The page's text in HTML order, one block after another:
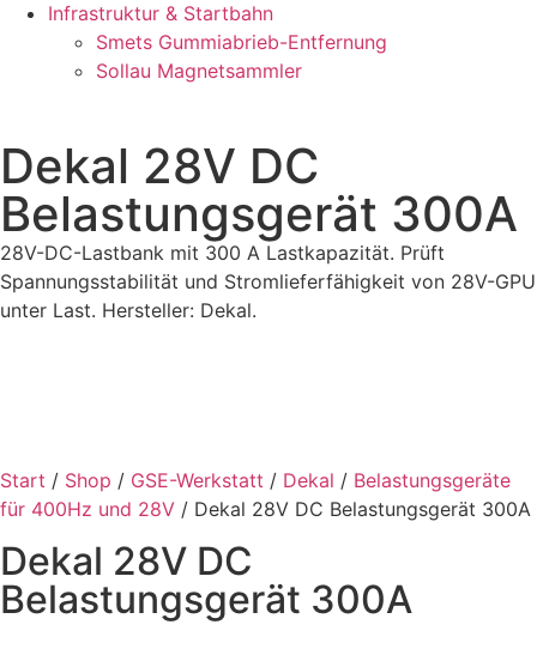
Infrastruktur & Startbahn
Smets Gummiabrieb-Entfernung
Sollau Magnetsammler
Dekal 28V DC
Belastungsgerät 300A
28V-DC-Lastbank mit 300 A Lastkapazität. Prüft
Spannungsstabilität und Stromlieferfähigkeit von 28V-GPU
unter Last. Hersteller: Dekal.
Start / Shop / GSE-Werkstatt / Dekal / Belastungsgeräte
für 400Hz und 28V / Dekal 28V DC Belastungsgerät 300A
Dekal 28V DC
Belastungsgerät 300A